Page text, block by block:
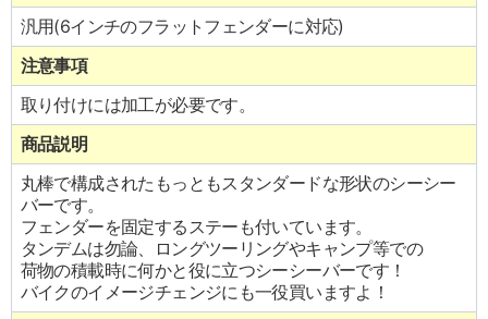
汎用(6インチのフラットフェンダーに対応)
注意事項
取り付けには加工が必要です。
商品説明
丸棒で構成されたもっともスタンダードな形状のシーシー
バーです。
フェンダーを固定するステーも付いています。
タンデムは勿論、ロングツーリングやキャンプ等での
荷物の積載時に何かと役に立つシーシーバーです！
バイクのイメージチェンジにも一役買いますよ！